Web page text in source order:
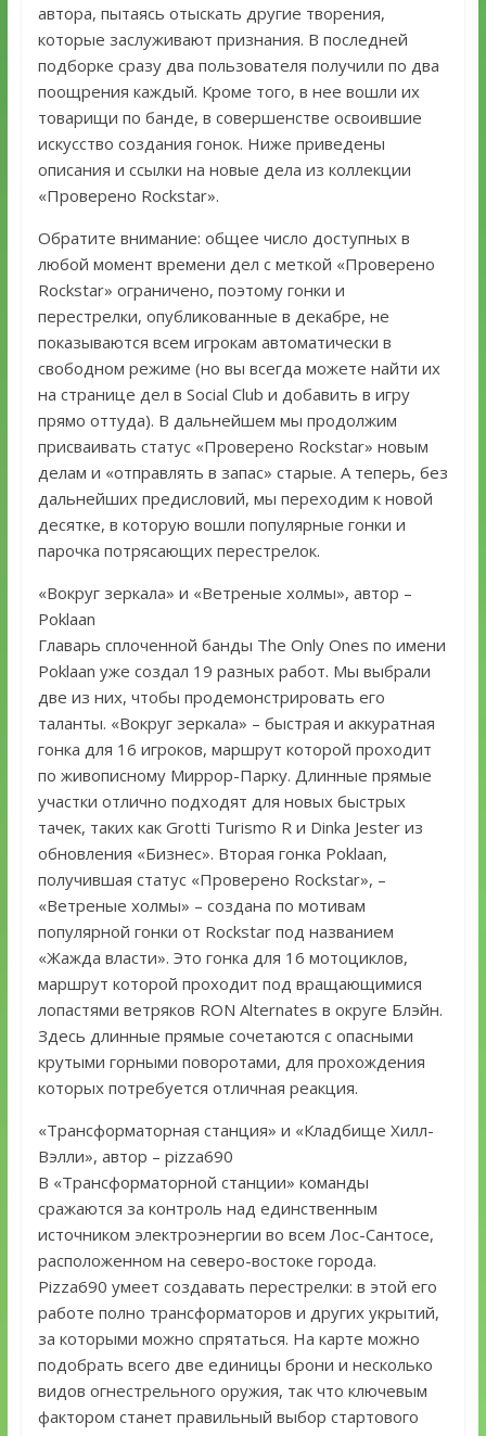
автора, пытаясь отыскать другие творения,
которые заслуживают признания. В последней
подборке сразу два пользователя получили по два
поощрения каждый. Кроме того, в нее вошли их
товарищи по банде, в совершенстве освоившие
искусство создания гонок. Ниже приведены
описания и ссылки на новые дела из коллекции
«Проверено Rockstar».
Обратите внимание: общее число доступных в
любой момент времени дел с меткой «Проверено
Rockstar» ограничено, поэтому гонки и
перестрелки, опубликованные в декабре, не
показываются всем игрокам автоматически в
свободном режиме (но вы всегда можете найти их
на странице дел в Social Club и добавить в игру
прямо оттуда). В дальнейшем мы продолжим
присваивать статус «Проверено Rockstar» новым
делам и «отправлять в запас» старые. А теперь, без
дальнейших предисловий, мы переходим к новой
десятке, в которую вошли популярные гонки и
парочка потрясающих перестрелок.
«Вокруг зеркала» и «Ветреные холмы», автор –
Poklaan
Главарь сплоченной банды The Only Ones по имени
Poklaan уже создал 19 разных работ. Мы выбрали
две из них, чтобы продемонстрировать его
таланты. «Вокруг зеркала» – быстрая и аккуратная
гонка для 16 игроков, маршрут которой проходит
по живописному Миррор-Парку. Длинные прямые
участки отлично подходят для новых быстрых
тачек, таких как Grotti Turismo R и Dinka Jester из
обновления «Бизнес». Вторая гонка Poklaan,
получившая статус «Проверено Rockstar», –
«Ветреные холмы» – создана по мотивам
популярной гонки от Rockstar под названием
«Жажда власти». Это гонка для 16 мотоциклов,
маршрут которой проходит под вращающимися
лопастями ветряков RON Alternates в округе Блэйн.
Здесь длинные прямые сочетаются с опасными
крутыми горными поворотами, для прохождения
которых потребуется отличная реакция.
«Трансформаторная станция» и «Кладбище Хилл-
Вэлли», автор – pizza690
В «Трансформаторной станции» команды
сражаются за контроль над единственным
источником электроэнергии во всем Лос-Сантосе,
расположенном на северо-востоке города.
Pizza690 умеет создавать перестрелки: в этой его
работе полно трансформаторов и других укрытий,
за которыми можно спрятаться. На карте можно
подобрать всего две единицы брони и несколько
видов огнестрельного оружия, так что ключевым
фактором станет правильный выбор стартового